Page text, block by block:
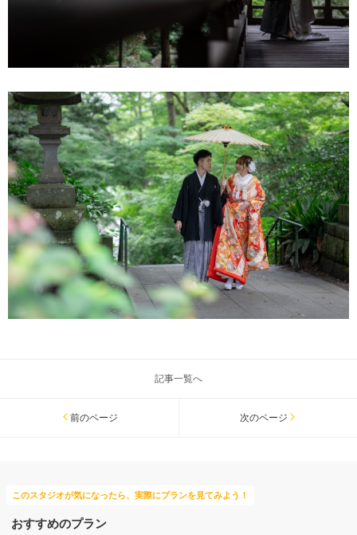
記事一覧へ
前のページ 次のページ
このスタジオが気になったら、実際にプランを見てみよう！
おすすめのプラン